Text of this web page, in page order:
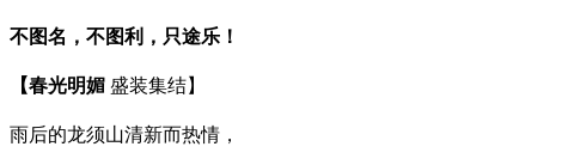
不图名，不图利，只途乐！
【春光明媚 盛装集结】
雨后的龙须山清新而热情，